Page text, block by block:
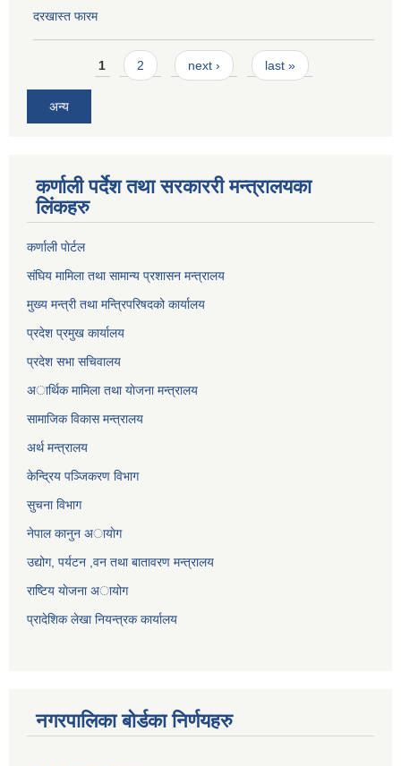
दरखास्त फारम
Pages1 2 next › last »
अन्य
कर्णाली पर्देश तथा सरकाररी मन्त्रालयका
लिंकहरु
कर्णाली पाेर्टल
संघिय मामिला तथा सामान्य प्रशासन मन्त्रालय
मुख्य मन्त्री तथा मन्त्रिपरिषदको कार्यालय
प्रदेश प्रमुख कार्यालय
प्रदेश सभा सचिवालय
अार्थिक मामिला तथा याेजना मन्त्रालय
सामाजिक विकास मन्त्रालय
अर्थ मन्त्रालय
केन्द्रिय पञ्जिकरण विभाग
सुचना विभाग
नेपाल कानुन अायाेग
उद्योग, पर्यटन ,वन तथा बातावरण मन्त्रालय
राष्टिय याेजना अायोग
प्रादेशिक लेखा नियन्त्रक कार्यालय
नगरपालिका बोर्डका निर्णयहरु